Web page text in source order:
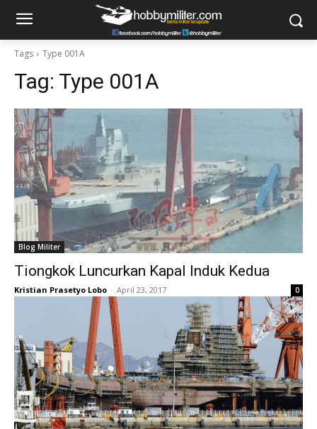
Tags Type 001A
Tag: Type 001A
Blog Militer
Tiongkok Luncurkan Kapal Induk Kedua
Kristian Prasetyo Lobo - April 23, 2017 0